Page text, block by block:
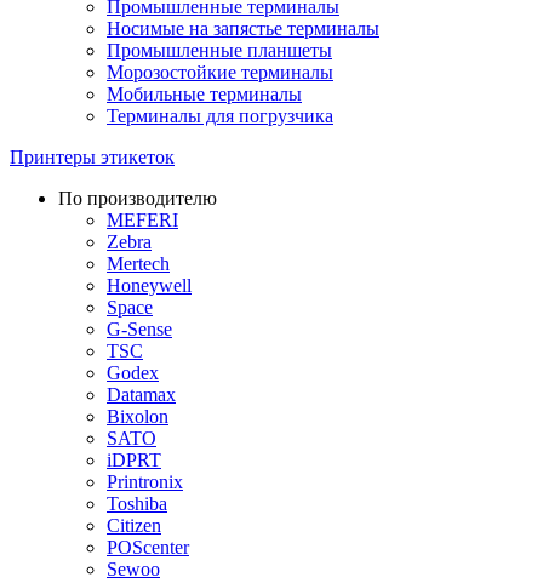
Промышленные терминалы
Носимые на запястье терминалы
Промышленные планшеты
Морозостойкие терминалы
Мобильные терминалы
Терминалы для погрузчика
Принтеры этикеток
По производителю
MEFERI
Zebra
Mertech
Honeywell
Space
G-Sense
TSC
Godex
Datamax
Bixolon
SATO
iDPRT
Printronix
Toshiba
Citizen
POScenter
Sewoo